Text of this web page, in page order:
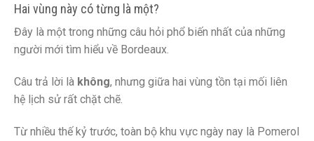
Hai vùng này có từng là một?
Đây là một trong những câu hỏi phổ biến nhất của những
người mới tìm hiểu về Bordeaux.
Câu trả lời là không, nhưng giữa hai vùng tồn tại mối liên
hệ lịch sử rất chặt chẽ.
Từ nhiều thế kỷ trước, toàn bộ khu vực ngày nay là Pomerol